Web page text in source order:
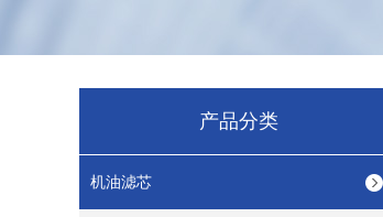
产品分类
机油滤芯